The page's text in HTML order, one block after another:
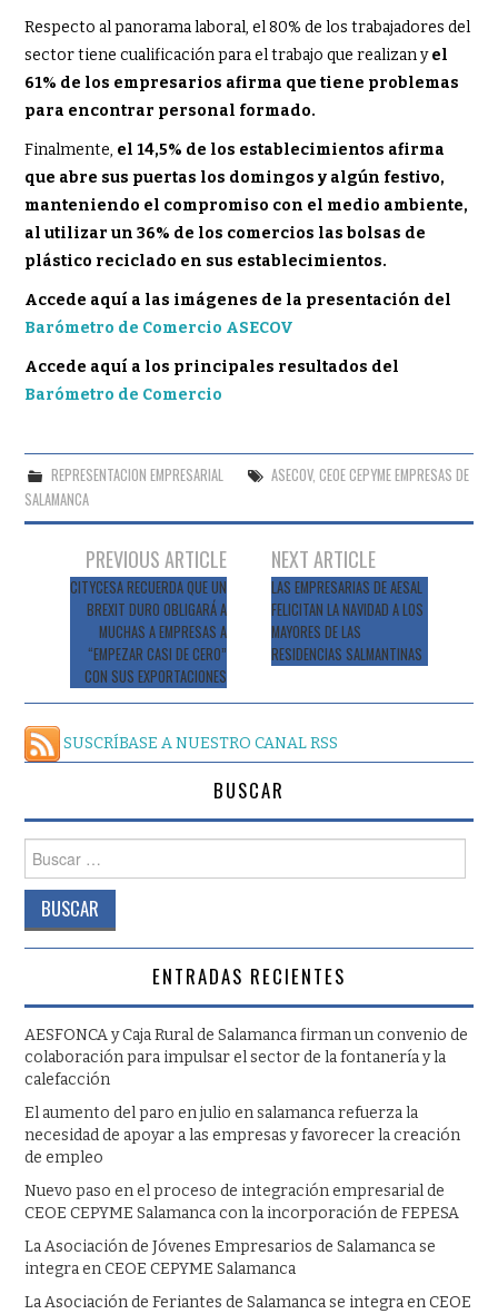
Respecto al panorama laboral, el 80% de los trabajadores del
sector tiene cualificación para el trabajo que realizan yel
61% de los empresarios afirma que tiene problemas
para encontrar personal formado.
Finalmente, el 14,5% de los establecimientos afirma
que abre sus puertas los domingos y algún festivo,
manteniendo el compromiso con el medio ambiente,
al utilizar un 36% de los comercios las bolsas de
plástico reciclado en sus establecimientos.
Accede aquí a las imágenes de la presentación del
Barómetro de Comercio ASECOV
Accede aquí a los principales resultados del
Barómetro de Comercio
REPRESENTACION EMPRESARIAL ASECOV, CEOE CEPYME EMPRESAS DE
SALAMANCA
Navegación
entradas
PREVIOUS ARTICLE
CITYCESA RECUERDA QUE UN
BREXIT DURO OBLIGARÁ A
MUCHAS A EMPRESAS A
“EMPEZAR CASI DE CERO”
CON SUS EXPORTACIONES
NEXT ARTICLE
LAS EMPRESARIAS DE AESAL
FELICITAN LA NAVIDAD A LOS
MAYORES DE LAS
RESIDENCIAS SALMANTINAS
SUSCRÍBASE A NUESTRO CANAL RSS
BUSCAR
Buscar:
ENTRADAS RECIENTES
AESFONCA y Caja Rural de Salamanca firman un convenio de
colaboración para impulsar el sector de la fontanería y la
calefacción
El aumento del paro en julio en salamanca refuerza la
necesidad de apoyar a las empresas y favorecer la creación
de empleo
Nuevo paso en el proceso de integración empresarial de
CEOE CEPYME Salamanca con la incorporación de FEPESA
La Asociación de Jóvenes Empresarios de Salamanca se
integra en CEOE CEPYME Salamanca
La Asociación de Feriantes de Salamanca se integra en CEOE